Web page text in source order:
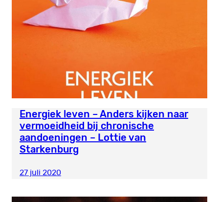
Energiek leven – Anders kijken naar
vermoeidheid bij chronische
aandoeningen – Lottie van
Starkenburg
27 juli 2020